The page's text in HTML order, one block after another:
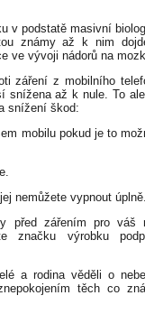
v podstatě masivní
známy až k nim
ve vývoji nádorů na
záření z mobilního
až k nule. To
snížení škod:
mobilu pokud je to
nemůžete vypnout úplně.
před zářením pro váš
značku výrobku
a rodina věděli o
těch co